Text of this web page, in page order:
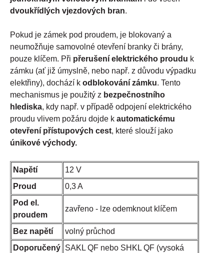
dvoukřídlých vjezdových bran.
Pokud je zámek pod proudem, je blokovaný a
neumožňuje samovolné otevření branky či brány,
pouze klíčem. Při přerušení elektrického proudu k
zámku (ať již úmyslně, nebo např. z důvodu výpadku
elektřiny), dochází k odblokování zámku. Tento
mechanismus je použitý z bezpečnostního
hlediska, kdy např. v případě odpojení elektrického
proudu vlivem požáru dojde k automatickému
otevření přístupových cest, které slouží jako
únikové východy.
Napětí
12 V
Proud
0,3 A
Pod el.
proudem
zavřeno - lze odemknout klíčem
Bez napětí
volný průchod
Doporučený SAKL QF nebo SHKL QF (vysoká